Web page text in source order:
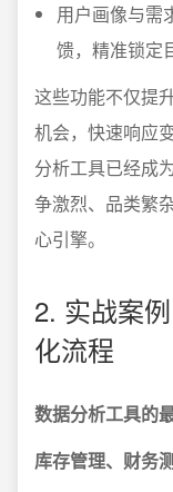
用户画像与需
馈，精准锁定
这些功能不仅提
机会，快速响应
分析工具已经成
争激烈、品类繁
心引擎。
2. 实战案
化流程
数据分析工具的
库存管理、财务